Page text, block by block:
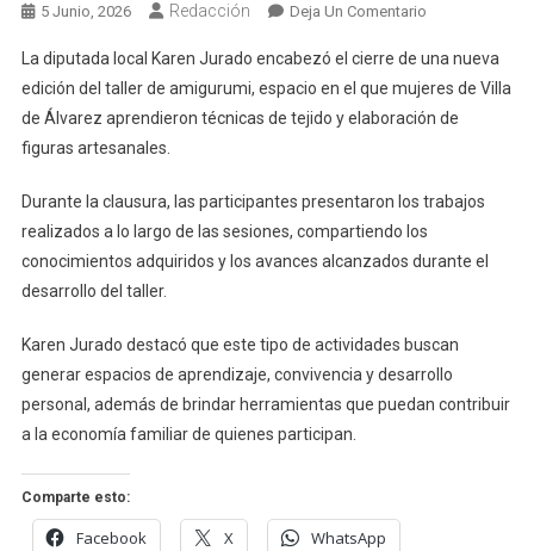
5 Junio, 2026 Redacción Deja Un ComentarioEn
Jurado
Concluye
Con
Edición
De
Taller
En
Villa
La diputada local Karen Jurado encabezó el cierre de una nueva
edición del taller de amigurumi, espacio en el que mujeres de Villa
de Álvarez aprendieron técnicas de tejido y elaboración de
figuras artesanales.
Durante la clausura, las participantes presentaron los trabajos
realizados a lo largo de las sesiones, compartiendo los
conocimientos adquiridos y los avances alcanzados durante el
desarrollo del taller.
Karen Jurado destacó que este tipo de actividades buscan
generar espacios de aprendizaje, convivencia y desarrollo
personal, además de brindar herramientas que puedan contribuir
a la economía familiar de quienes participan.
Comparte esto:
Facebook X WhatsApp